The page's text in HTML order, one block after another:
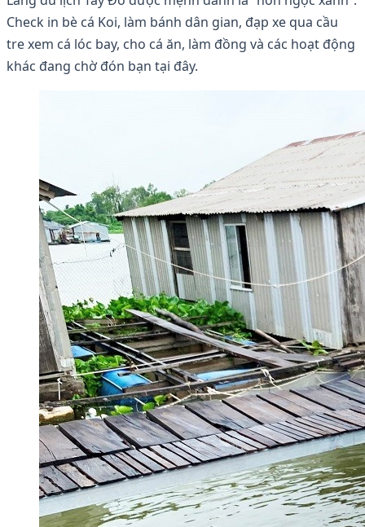
Check in bè cá Koi, làm bánh dân gian, đạp xe qua cầu
tre xem cá lóc bay, cho cá ăn, làm đồng và các hoạt động
khác đang chờ đón bạn tại đây.